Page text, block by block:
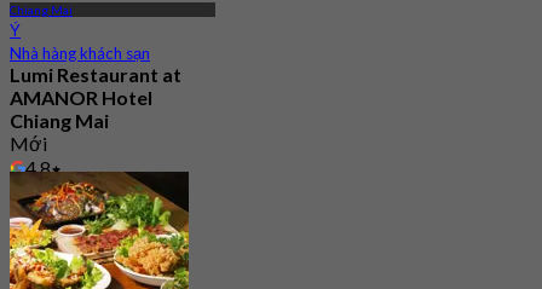
Chiang Mai
Ý
Nhà hàng khách sạn
Lumi Restaurant at
AMANOR Hotel
Chiang Mai
Mới
4.8
Từ฿ 900